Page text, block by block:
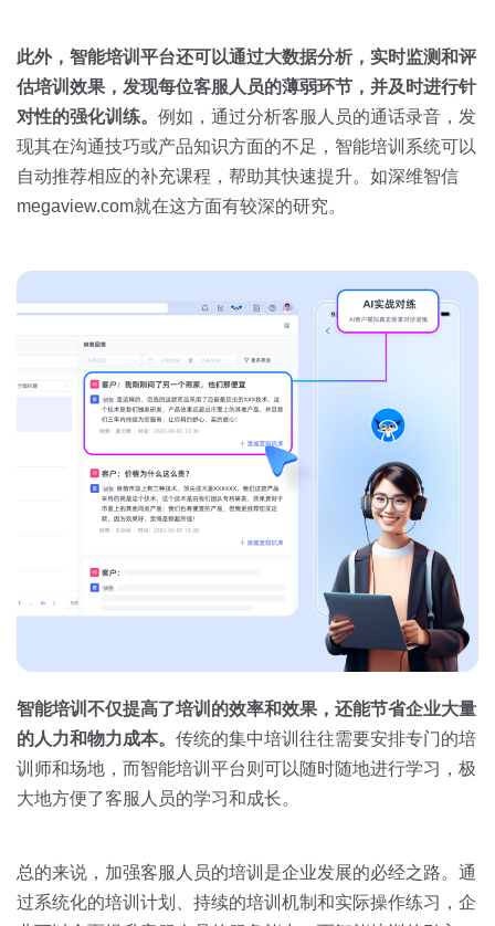
此外，智能培训平台还可以通过大数据分析，实时监测和评
估培训效果，发现每位客服人员的薄弱环节，并及时进行针
对性的强化训练。 例如，通过分析客服人员的通话录音，发
现其在沟通技巧或产品知识方面的不足，智能培训系统可以
自动推荐相应的补充课程，帮助其快速提升。如深维智信
megaview.com就在这方面有较深的研究。
智能培训不仅提高了培训的效率和效果，还能节省企业大量
的人力和物力成本。 传统的集中培训往往需要安排专门的培
训师和场地，而智能培训平台则可以随时随地进行学习，极
大地方便了客服人员的学习和成长。
总的来说，加强客服人员的培训是企业发展的必经之路。通
过系统化的培训计划、持续的培训机制和实际操作练习，企